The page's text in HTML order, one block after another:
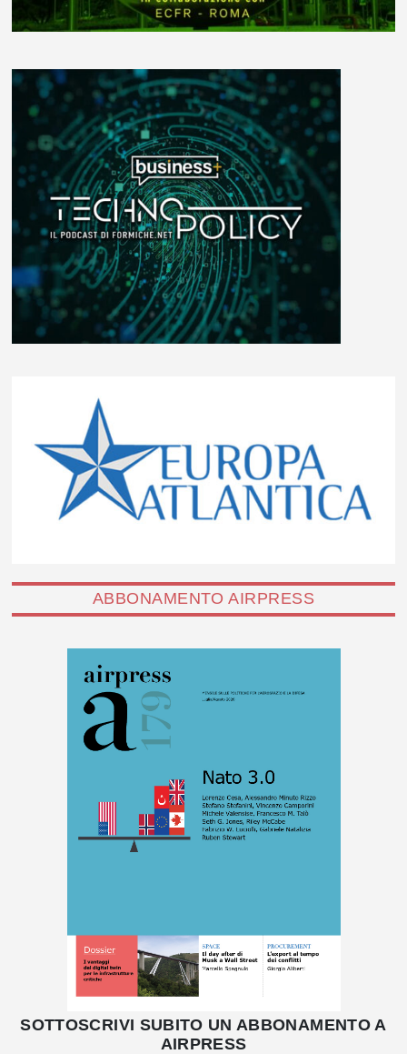
ABBONAMENTO AIRPRESS
SOTTOSCRIVI SUBITO UN ABBONAMENTO A
AIRPRESS